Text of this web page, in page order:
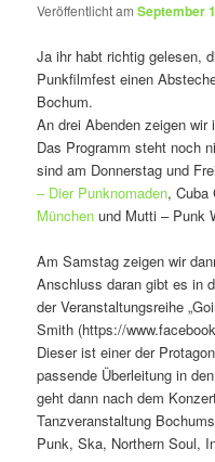
Veröffentlicht amSeptember
Ja ihr habt richtig gelesen,
Punkfilmfest einen
Bochum.
An drei Abenden zeigen
Das Programm steht noch
sind am Donnerstag und
– Dier Punknomaden, Cuba
München und Mutti – Punk
Am Samstag zeigen wir
Anschluss daran gibt es in
der Veranstaltungsreihe
Smith (https://
Dieser ist einer der
passende Überleitung in
geht dann nach dem
Tanzveranstaltung
Punk, Ska, Northern Soul,